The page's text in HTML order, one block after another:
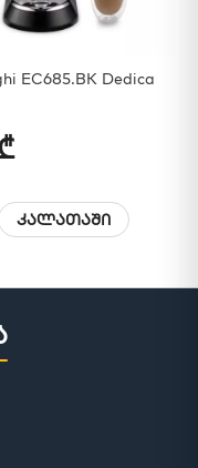
EC685.BK Dedica
კალათაში